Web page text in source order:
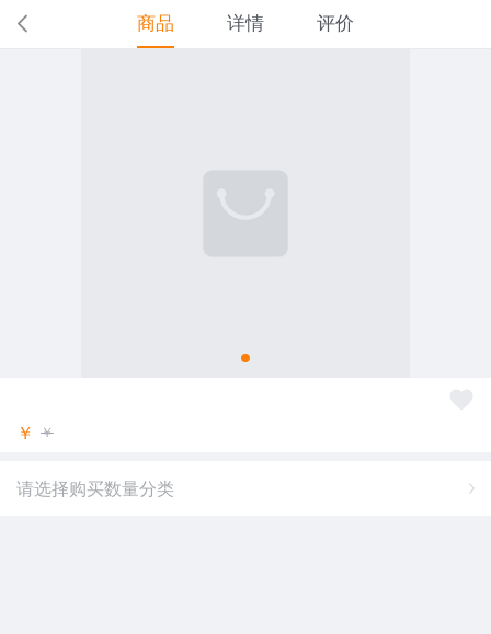
商品 详情 评价
￥ ￥
请选择购买数量分类